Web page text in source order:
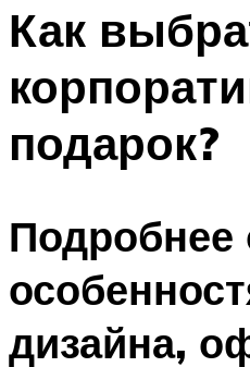
Как
подарок?
Подробнее
дизайна,